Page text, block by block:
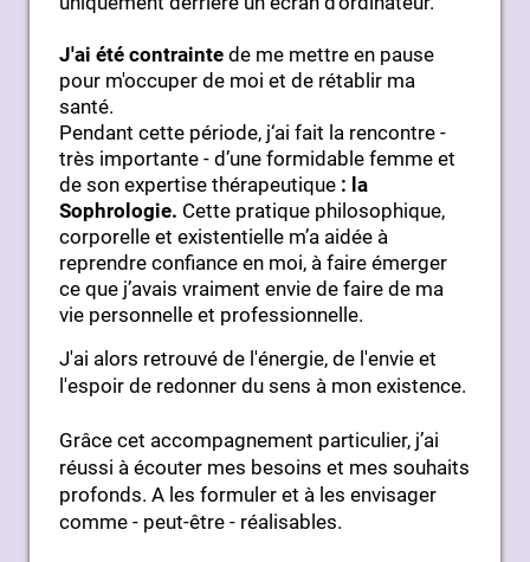
J'ai été contrainte de me mettre en pause
pour m'occuper de moi et de rétablir ma
santé.
Pendant cette période, j‘ai fait la rencontre -
très importante - d’une formidable femme et
de son expertise thérapeutique : la
Sophrologie. Cette pratique philosophique,
corporelle et existentielle m’a aidée à
reprendre confiance en moi, à faire émerger
ce que j’avais vraiment envie de faire de ma
vie personnelle et professionnelle.
J'ai alors retrouvé de l'énergie, de l'envie et
l'espoir de redonner du sens à mon existence.
Grâce cet accompagnement particulier, j’ai
réussi à écouter mes besoins et mes souhaits
profonds. A les formuler et à les envisager
comme - peut-être - réalisables.